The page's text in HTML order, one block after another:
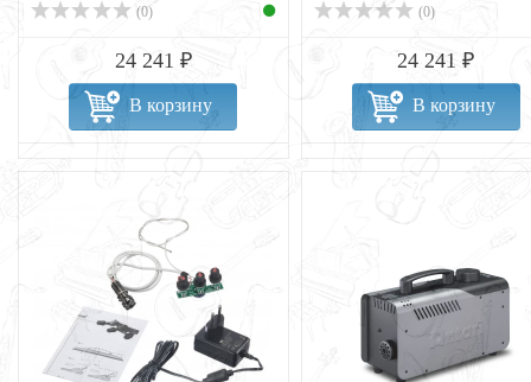
(0)
24 241 ₽
В корзину
(0)
24 241 ₽
В корзину